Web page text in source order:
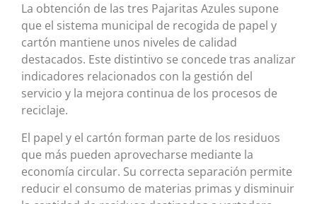
La obtención de las tres Pajaritas Azules supone
que el sistema municipal de recogida de papel y
cartón mantiene unos niveles de calidad
destacados. Este distintivo se concede tras analizar
indicadores relacionados con la gestión del
servicio y la mejora continua de los procesos de
reciclaje.
El papel y el cartón forman parte de los residuos
que más pueden aprovecharse mediante la
economía circular. Su correcta separación permite
reducir el consumo de materias primas y disminuir